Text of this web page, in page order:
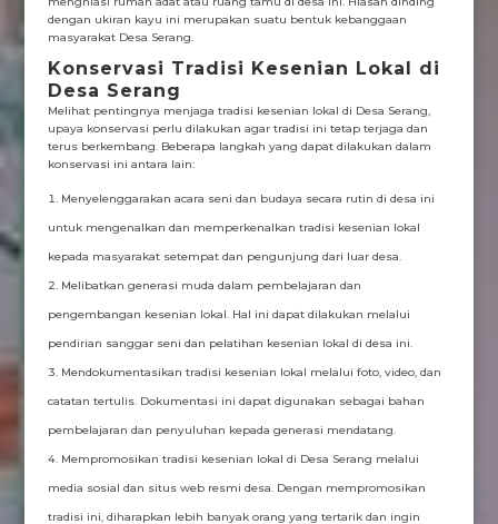
dengan ukiran kayu ini merupakan suatu bentuk kebanggaan
masyarakat Desa Serang.
Konservasi Tradisi Kesenian Lokal di
Desa Serang
Melihat pentingnya menjaga tradisi kesenian lokal di Desa Serang,
upaya konservasi perlu dilakukan agar tradisi ini tetap terjaga dan
terus berkembang. Beberapa langkah yang dapat dilakukan dalam
konservasi ini antara lain:
Menyelenggarakan acara seni dan budaya secara rutin di desa ini
untuk mengenalkan dan memperkenalkan tradisi kesenian lokal
kepada masyarakat setempat dan pengunjung dari luar desa.
Melibatkan generasi muda dalam pembelajaran dan
pengembangan kesenian lokal. Hal ini dapat dilakukan melalui
pendirian sanggar seni dan pelatihan kesenian lokal di desa ini.
Mendokumentasikan tradisi kesenian lokal melalui foto, video, dan
catatan tertulis. Dokumentasi ini dapat digunakan sebagai bahan
pembelajaran dan penyuluhan kepada generasi mendatang.
Mempromosikan tradisi kesenian lokal di Desa Serang melalui
media sosial dan situs web resmi desa. Dengan mempromosikan
tradisi ini, diharapkan lebih banyak orang yang tertarik dan ingin